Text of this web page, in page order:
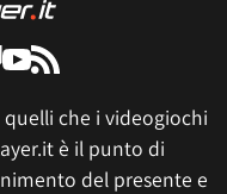
che i videogiochi
è il punto di
del presente e